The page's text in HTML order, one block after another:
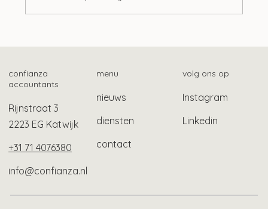
confianza
accountants
Rijnstraat 3
2223 EG Katwijk
+31 71 4076380
info@confianza.nl
menu
nieuws
diensten
contact
volg ons op
Instagram
Linkedin